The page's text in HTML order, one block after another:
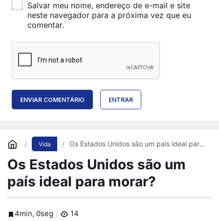
Salvar meu nome, endereço de e-mail e site
neste navegador para a próxima vez que eu
comentar.
ENVIAR COMENTÁRIO ENTRAR
Vida
Os Estados Unidos são um país ideal para
Os Estados Unidos são um
país ideal para morar?
4min, 0seg 14